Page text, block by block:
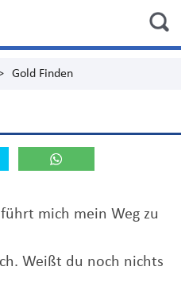
Gold Finden
mich mein Weg zu
Weißt du noch nichts